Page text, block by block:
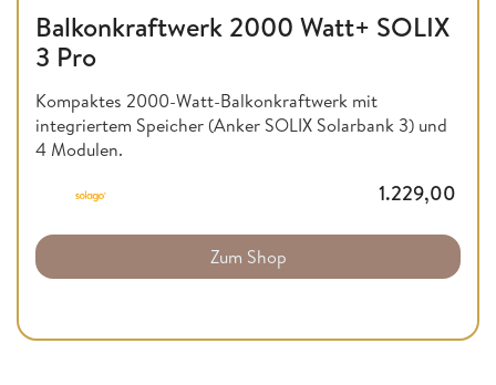
Balkonkraftwerk 2000 Watt+ SOLIX
3 Pro
Kompaktes 2000-Watt-Balkonkraftwerk mit
integriertem Speicher (Anker SOLIX Solarbank 3) und
4 Modulen.
1.229,00
Zum Shop